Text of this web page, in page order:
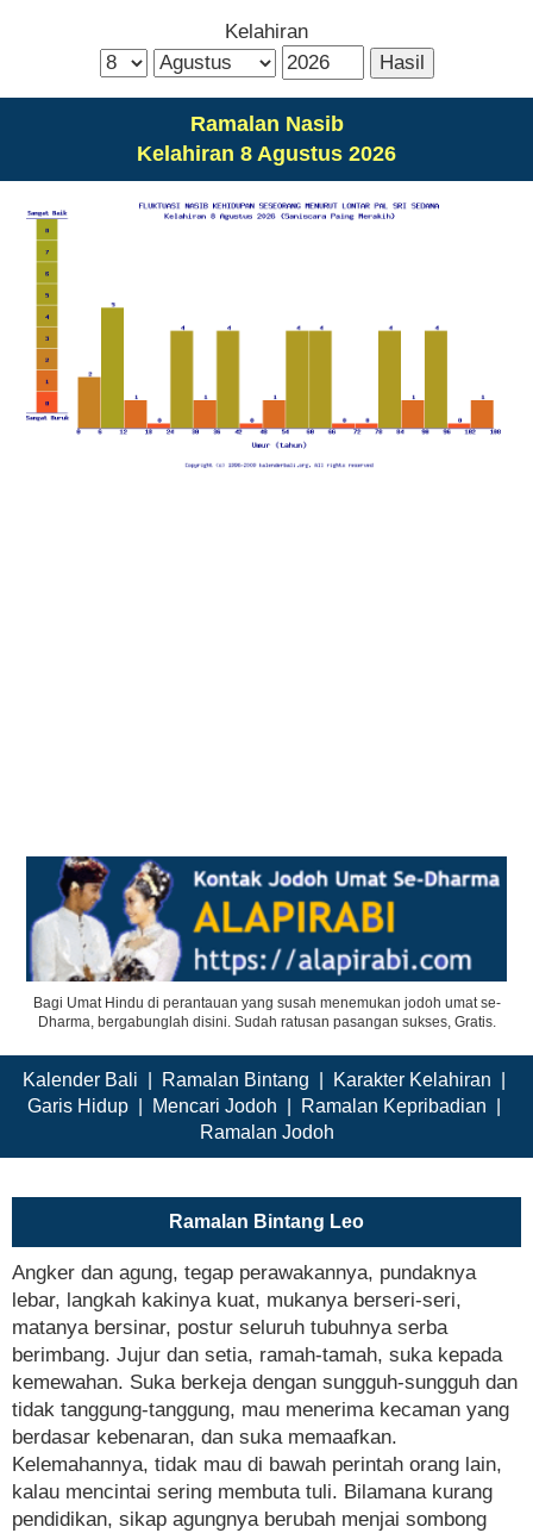
Kelahiran
Ramalan Nasib
Kelahiran 8 Agustus 2026
Bagi Umat Hindu di perantauan yang susah menemukan jodoh umat se-
Dharma, bergabunglah disini. Sudah ratusan pasangan sukses, Gratis.
Kalender Bali Ramalan Bintang Karakter Kelahiran
Garis Hidup
Mencari Jodoh Ramalan Kepribadian
Ramalan Jodoh
Ramalan Bintang Leo
Angker dan agung, tegap perawakannya, pundaknya
lebar, langkah kakinya kuat, mukanya berseri-seri,
matanya bersinar, postur seluruh tubuhnya serba
berimbang. Jujur dan setia, ramah-tamah, suka kepada
kemewahan. Suka berkeja dengan sungguh-sungguh dan
tidak tanggung-tanggung, mau menerima kecaman yang
berdasar kebenaran, dan suka memaafkan.
Kelemahannya, tidak mau di bawah perintah orang lain,
kalau mencintai sering membuta tuli. Bilamana kurang
pendidikan, sikap agungnya berubah menjai sombong